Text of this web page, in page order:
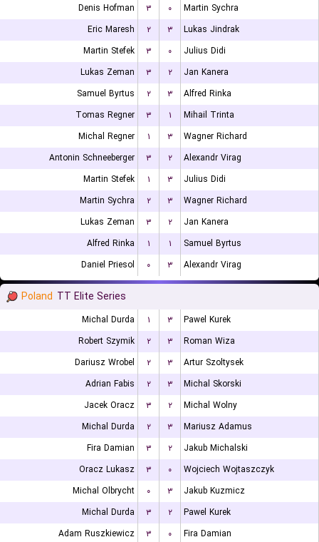
Denis Hofman
۳ ۰
Martin Sychra
Eric Maresh
۲ ۳
Lukas Jindrak
Martin Stefek
۳ ۰
Julius Didi
Lukas Zeman
۳ ۲
Jan Kanera
Samuel Byrtus
۲ ۳
Alfred Rinka
Tomas Regner
۳ ۱
Mihail Trinta
Michal Regner
۱ ۳
Wagner Richard
Antonin Schneeberger
۳ ۲
Alexandr Virag
Martin Stefek
۱ ۳
Julius Didi
Martin Sychra
۲ ۳
Wagner Richard
Lukas Zeman
۳ ۲
Jan Kanera
Alfred Rinka
۱ ۱
Samuel Byrtus
Daniel Priesol
۰ ۳ Alexandr Virag
Poland TT Elite Series
Michal Durda ۱ ۳
Pawel Kurek
Robert Szymik
۲ ۳
Roman Wiza
Dariusz Wrobel
۲ ۳
Artur Szoltysek
Adrian Fabis
۲ ۳
Michal Skorski
Jacek Oracz
۳ ۲
Michal Wolny
Michal Durda
۲ ۳
Mariusz Adamus
Fira Damian
۳ ۲
Jakub Michalski
Oracz Lukasz
۳ ۰
Wojciech Wojtaszczyk
Michal Olbrycht
۰ ۳
Jakub Kuzmicz
Michal Durda
۳ ۲
Pawel Kurek
Adam Ruszkiewicz
۳ ۰
Fira Damian